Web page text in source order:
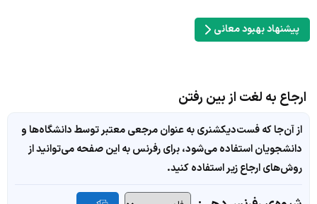
پیشنهاد بهبود معانی
ارجاع به لغت از بین رفتن
از آن‌جا که فست‌دیکشنری به عنوان مرجعی معتبر توسط دانشگاه‌ها و
دانشجویان استفاده می‌شود، برای رفرنس به این صفحه می‌توانید از
روش‌های ارجاع زیر استفاده کنید.